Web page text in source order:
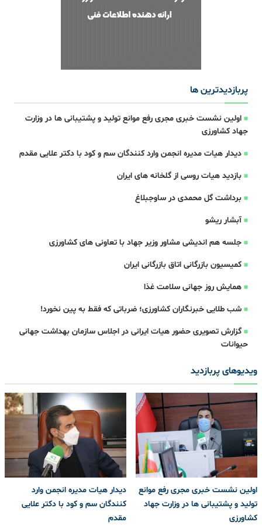
پربازدیدترین ها
اولین نشست خبری مجری رفع موانع تولید و پشتیبانی ها در وزارت
جهاد کشاورزی
دیدار هیات مدیره انجمن وارد کنندگان سم و کود با دکتر علایی مقدم
بازدید هیات روسی از گلخانه های ایران
برداشت گل محمدی در ساوجبلاغ
آبشار ریشو
جلسه هم اندیشی مشاور وزیر جهاد با تعاونی های کشاورزی
کمیسیون بازرگانی اتاق بازرگانی ایران
همایش روز جهانی سلامت غذا
شب طلایی خبرنگاران کشاورزی؛ ضرباتی که فقط به پین نخورد!
گزارش تصویری حضور هیات ایرانی در اجلاس سازمان بهداشت جهانی
حیوانات
ویدیوهای پربازدید
اولین نشست خبری مجری رفع موانع
تولید و پشتیبانی ها در وزارت جهاد
کشاورزی
دیدار هیات مدیره انجمن وارد
کنندگان سم و کود با دکتر علایی
مقدم